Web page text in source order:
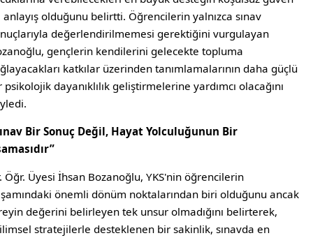
anlayış olduğunu belirtti. Öğrencilerin yalnızca sınav
değerlendirilmemesi gerektiğini vurgulayan
gençlerin kendilerini gelecekte topluma
katkılar üzerinden tanımlamalarının daha güçlü
psikolojik dayanıklılık geliştirmelerine yardımcı olacağını
Bir Sonuç Değil, Hayat Yolculuğunun Bir
Öğr. Üyesi İhsan Bozanoğlu, YKS'nin öğrencilerin
önemli dönüm noktalarından biri olduğunu ancak
değerini belirleyen tek unsur olmadığını belirterek,
stratejilerle desteklenen bir sakinlik, sınavda en